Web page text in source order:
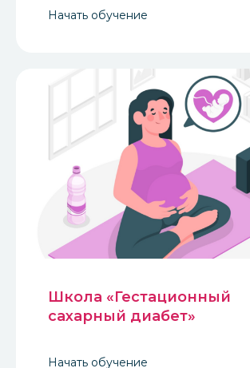
Начать обучение
Школа «Гестационный
сахарный диабет»
Начать обучение